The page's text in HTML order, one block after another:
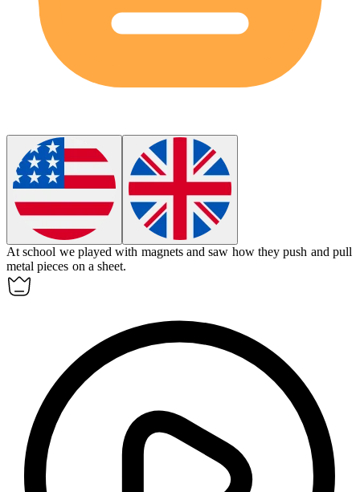
At school we played with magnets and saw how they push and pull
metal pieces on a sheet.